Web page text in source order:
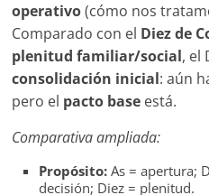
operativo(cómo nos
Comparado con el Diez de
plenitud familiar/social, el
consolidación inicial: aún
pero el pacto base está.
Comparativa ampliada:
Propósito: As = apertura;
decisión; Diez = plenitud.